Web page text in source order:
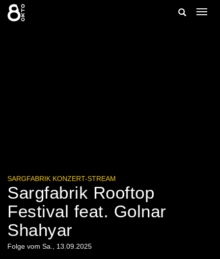
Zum
Inhalt
springen
Suche
SARGFABRIK KONZERT-STREAM
Sargfabrik Rooftop
Festival feat. Golnar
Shahyar
Folge vom Sa., 13.09.2025